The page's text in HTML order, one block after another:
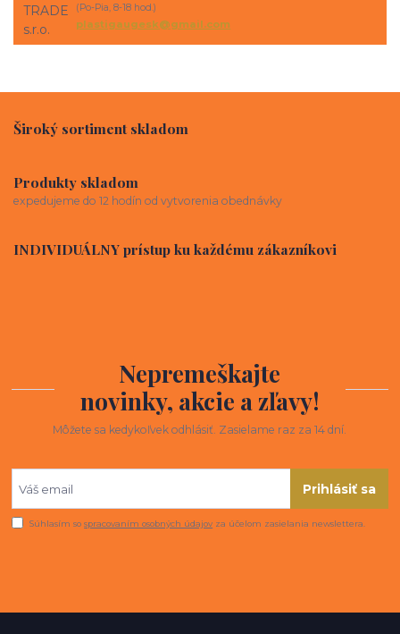
(Po-Pia, 8-18 hod.)
plastigaugesk@gmail.com
Široký sortiment skladom
Produkty skladom
expedujeme do 12 hodín od vytvorenia obednávky
INDIVIDUÁLNY prístup ku každému zákazníkovi
Nepremeškajte
novinky, akcie a zľavy!
Môžete sa kedykoľvek odhlásiť. Zasielame raz za 14 dní.
Prihlásiť sa
Súhlasím sospracovaním osobných údajov za účelom zasielania newslettera.